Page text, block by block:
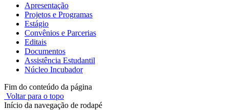
Apresentação
Projetos e Programas
Estágio
Convênios e Parcerias
Editais
Documentos
Assistência Estudantil
Núcleo Incubador
Fim do conteúdo da página
Voltar para o topo
Início da navegação de rodapé